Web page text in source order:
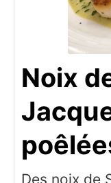
Noix
Des noix de